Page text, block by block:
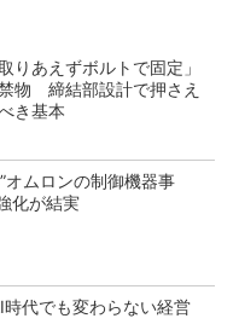
取りあえずボルトで固定」
物 締結部設計で押さえ
き基本
オムロンの制御機器事
化が結実
時代でも変わらない経営